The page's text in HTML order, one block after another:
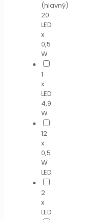
(hlavný)
20
LED
x
0,5
W
1
x
LED
4,9
W
12
x
0,5
W
LED
2
x
LED